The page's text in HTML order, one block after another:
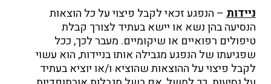
ניידות – הנפגע זכאי לקבל פיצוי על כל הוצאות
הנסיעה בהן נשא או יישא בעתיד לצורך קבלת
טיפולים רפואיים או שיקומיים. מעבר לכך, ככל
שפגיעתו של הנפגע מגבילה אותו בניידות, הוא עשוי
לקבל פיצוי על ההוצאות שהוציא ו/או יוציא בעתיד